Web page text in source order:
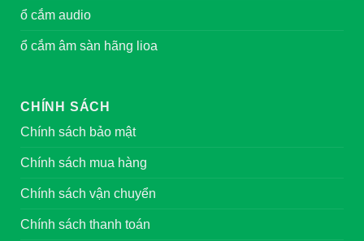
ổ cắm audio
ổ cắm âm sàn hãng lioa
CHÍNH SÁCH
Chính sách bảo mật
Chính sách mua hàng
Chính sách vận chuyển
Chính sách thanh toán